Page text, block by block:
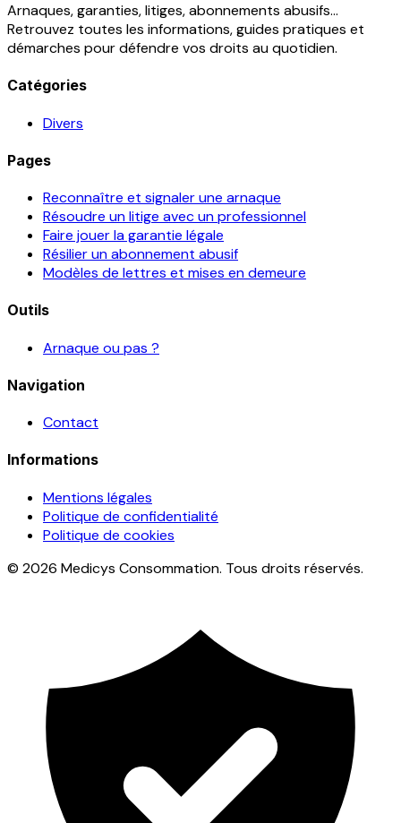
Arnaques, garanties, litiges, abonnements abusifs...
Retrouvez toutes les informations, guides pratiques et
démarches pour défendre vos droits au quotidien.
Catégories
Divers
Pages
Reconnaître et signaler une arnaque
Résoudre un litige avec un professionnel
Faire jouer la garantie légale
Résilier un abonnement abusif
Modèles de lettres et mises en demeure
Outils
Arnaque ou pas ?
Navigation
Contact
Informations
Mentions légales
Politique de confidentialité
Politique de cookies
© 2026 Medicys Consommation. Tous droits réservés.